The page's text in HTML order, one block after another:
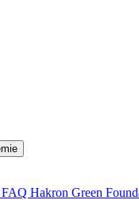
FAQ Hakron Green